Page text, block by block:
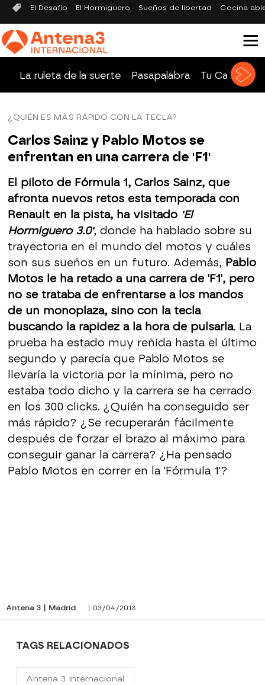
El Desafío El Hormiguero Sueños de libertad Cocina
La ruleta de la suerte Pasapalabra Tu Cara Me
¿QUIÉN ES MÁS RÁPIDO CON LA TECLA?
Carlos Sainz y Pablo Motos se
enfrentan en una carrera de 'F1'
El piloto de Fórmula 1, Carlos Sainz, que
afronta nuevos retos esta temporada con
Renault en la pista, ha visitado 'El
Hormiguero 3.0', donde ha hablado sobre su
trayectoria en el mundo del motos y cuáles
son sus sueños en un futuro. Además, Pablo
Motos le ha retado a una carrera de 'F1', pero
no se trataba de enfrentarse a los mandos
de un monoplaza, sino con la tecla
buscando la rapidez a la hora de pulsarla. La
prueba ha estado muy reñida hasta el último
segundo y parecía que Pablo Motos se
llevaría la victoria por la mínima, pero no
estaba todo dicho y la carrera se ha cerrado
en los 300 clicks. ¿Quién ha conseguido ser
más rápido? ¿Se recuperarán fácilmente
después de forzar el brazo al máximo para
conseguir ganar la carrera? ¿Ha pensado
Pablo Motos en correr en la 'Fórmula 1'?
Antena 3 | Madrid | 03/04/2018
TAGS RELACIONADOS
Antena 3 Internacional